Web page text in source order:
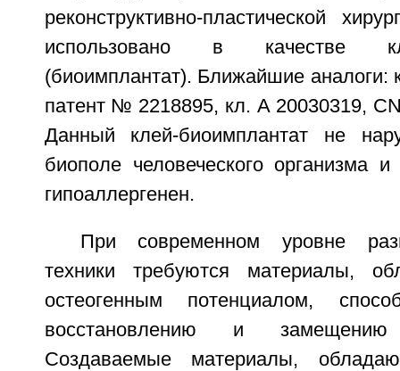
реконструктивно-пластической
использовано в качестве
(биоимплантат). Ближайшие аналоги:
патент № 2218895, кл. А 20030319,
Данный клей-биоимплантат не
биополе человеческого организма
гипоаллергенен.
При современном уровне
техники требуются материалы,
остеогенным потенциалом,
восстановлению и
Создаваемые материалы,